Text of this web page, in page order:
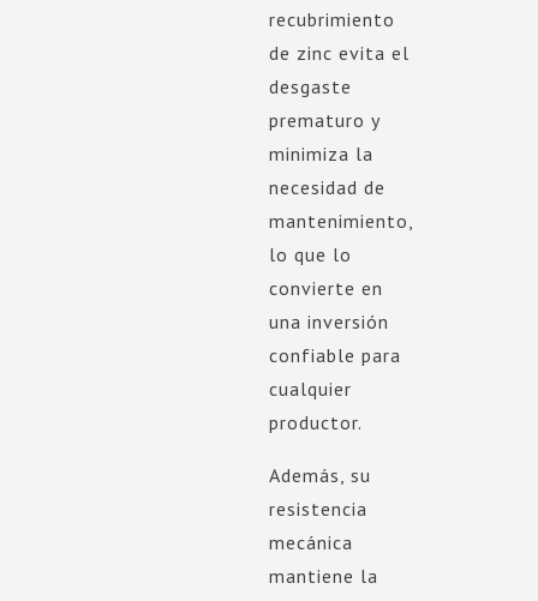
recubrimiento
de zinc evita el
desgaste
prematuro y
minimiza la
necesidad de
mantenimiento,
lo que lo
convierte en
una inversión
confiable para
cualquier
productor.
Además, su
resistencia
mecánica
mantiene la